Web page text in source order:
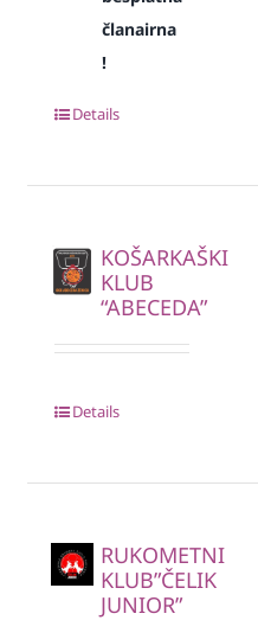
članairna
!
Details
KOŠARKAŠKI
KLUB
“ABECEDA”
Details
RUKOMETNI
KLUB”ČELIK
JUNIOR”